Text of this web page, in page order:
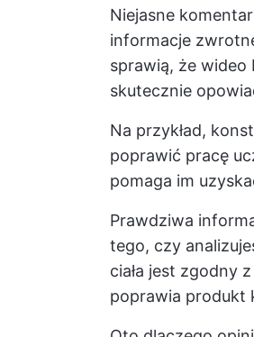
Niejasne
informacje
sprawią, że
skutecznie
Na przykład,
poprawić pracę
pomaga im
Prawdziwa
tego, czy
ciała jest zgodny
poprawia produkt